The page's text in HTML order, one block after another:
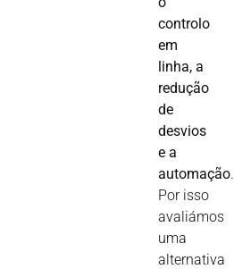
controlo
em
linha, a
redução
de
desvios
e a
automação.
Por isso
avaliámos
uma
alternativa